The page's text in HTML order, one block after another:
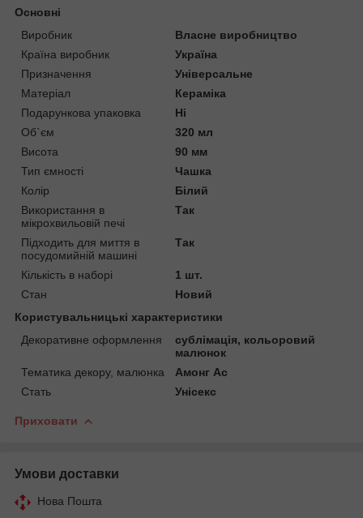
Основні
Виробник
Власне виробництво
Країна виробник
Україна
Призначення
Універсальне
Матеріал
Кераміка
Подарункова упаковка
Ні
Об`єм
320 мл
Висота
90 мм
Тип ємності
Чашка
Колір
Білий
Використання в
мікрохвильовій печі
Так
Підходить для миття в
посудомийній машині
Так
Кількість в наборі
1 шт.
Стан
Новий
Користувальницькі характеристики
Декоративне оформлення
сублімація, кольоровий
малюнок
Тематика декору, малюнка
Амонг Ас
Стать
Унісекс
Приховати
Умови доставки
Нова Пошта